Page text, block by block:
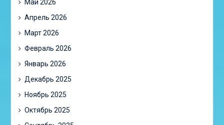
Май 2026
Апрель 2026
Март 2026
Февраль 2026
Январь 2026
Декабрь 2025
Ноябрь 2025
Октябрь 2025